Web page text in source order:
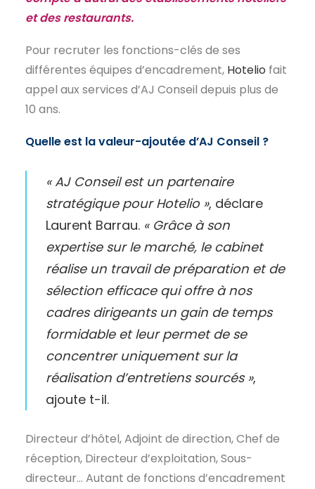
EN
et des restaurants.
Pour recruter les fonctions-clés de ses
différentes équipes d’encadrement, Hotelio fait
appel aux services d’AJ Conseil depuis plus de
10 ans.
Quelle est la valeur-ajoutée d’AJ Conseil ?
« AJ Conseil est un partenaire
stratégique pour Hotelio », déclare
Laurent Barrau. « Grâce à son
expertise sur le marché, le cabinet
réalise un travail de préparation et de
sélection efficace qui offre à nos
cadres dirigeants un gain de temps
formidable et leur permet de se
concentrer uniquement sur la
réalisation d’entretiens sourcés »,
ajoute t-il.
Directeur d’hôtel, Adjoint de direction, Chef de
réception, Directeur d’exploitation, Sous-
directeur… Autant de fonctions d’encadrement